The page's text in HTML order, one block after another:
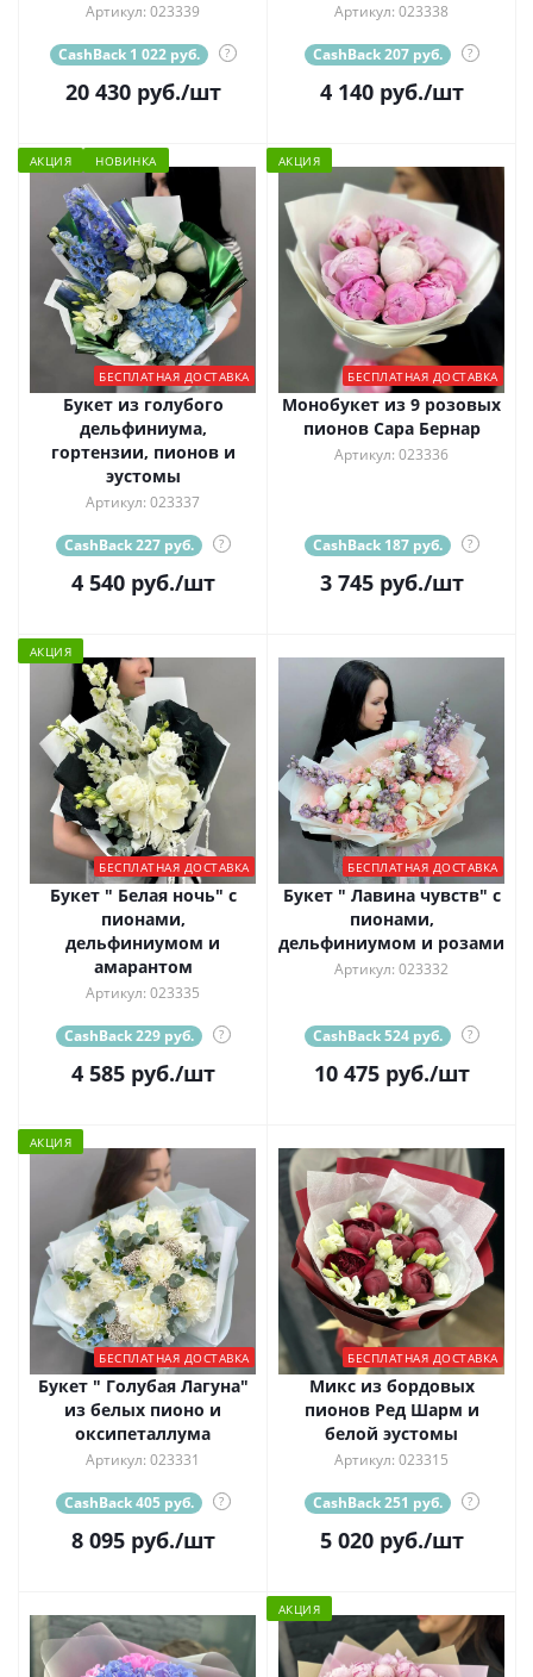
Артикул: 023339
CashBack 1 022 руб. ?
20 430руб./шт
Артикул: 023338
CashBack 207 руб. ?
4 140руб./шт
АКЦИЯ НОВИНКА
БЕСПЛАТНАЯ ДОСТАВКА
Букет из голубого
дельфиниума,
гортензии, пионов и
эустомы
Артикул: 023337
CashBack 227 руб. ?
4 540руб./шт
АКЦИЯ
БЕСПЛАТНАЯ ДОСТАВКА
Монобукет из 9 розовых
пионов Сара Бернар
Артикул: 023336
CashBack 187 руб. ?
3 745руб./шт
АКЦИЯ
БЕСПЛАТНАЯ ДОСТАВКА
Букет " Белая ночь" с
пионами,
дельфиниумом и
амарантом
Артикул: 023335
CashBack 229 руб. ?
4 585руб./шт
БЕСПЛАТНАЯ ДОСТАВКА
Букет " Лавина чувств" с
пионами,
дельфиниумом и розами
Артикул: 023332
CashBack 524 руб. ?
10 475руб./шт
АКЦИЯ
БЕСПЛАТНАЯ ДОСТАВКА
Букет " Голубая Лагуна"
из белых пионо и
оксипеталлума
Артикул: 023331
CashBack 405 руб. ?
8 095руб./шт
БЕСПЛАТНАЯ ДОСТАВКА
Микс из бордовых
пионов Ред Шарм и
белой эустомы
Артикул: 023315
CashBack 251 руб. ?
5 020руб./шт
АКЦИЯ